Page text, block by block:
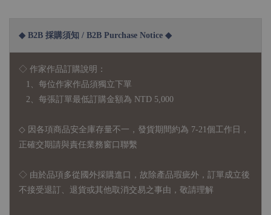
◆ B2B 採購須知 / B2B Purchase Notice ◆
◇ 作家作品訂購說明：
1、每位作家作品須獨立下單
2、每張訂單最低訂購金額為 NTD 5,000
◇ 因各項商品安全庫存量不一，發貨期間約為 7-21個工作日，
正確交期請與責任業務窗口聯繫
◇ 由於品項多從國外採購進口，故 除產品瑕疵外，訂單成立後
不接受退訂、退貨或其他取消交易之事由，敬請理解